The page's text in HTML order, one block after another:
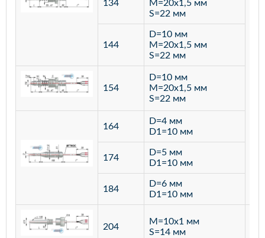
134
M=20х1,5 мм
S=22 мм
144
D=10 мм
M=20х1,5 мм
S=22 мм
154
D=10 мм
M=20х1,5 мм
S=22 мм
164
D=4 мм
D1=10 мм
174
D=5 мм
D1=10 мм
184
D=6 мм
D1=10 мм
204
M=10х1 мм
S=14 мм